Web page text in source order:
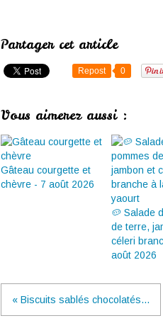
Partager cet article
Repost 0
Vous aimerez aussi :
Gâteau courgette et
chèvre - 7 août 2026
🥔 Salade
de terre,
céleri
août 2026
« Biscuits sablés chocolatés...